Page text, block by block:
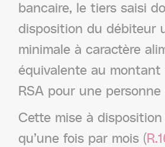
bancaire, le tiers saisi
disposition du débiteur
minimale à caractère
équivalente au
RSA pour une personne
Cette mise à
qu’une fois par mois (